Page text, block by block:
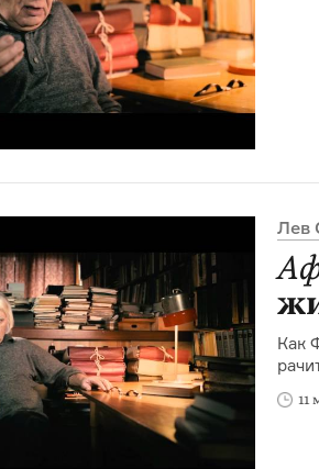
Лев
Как
11